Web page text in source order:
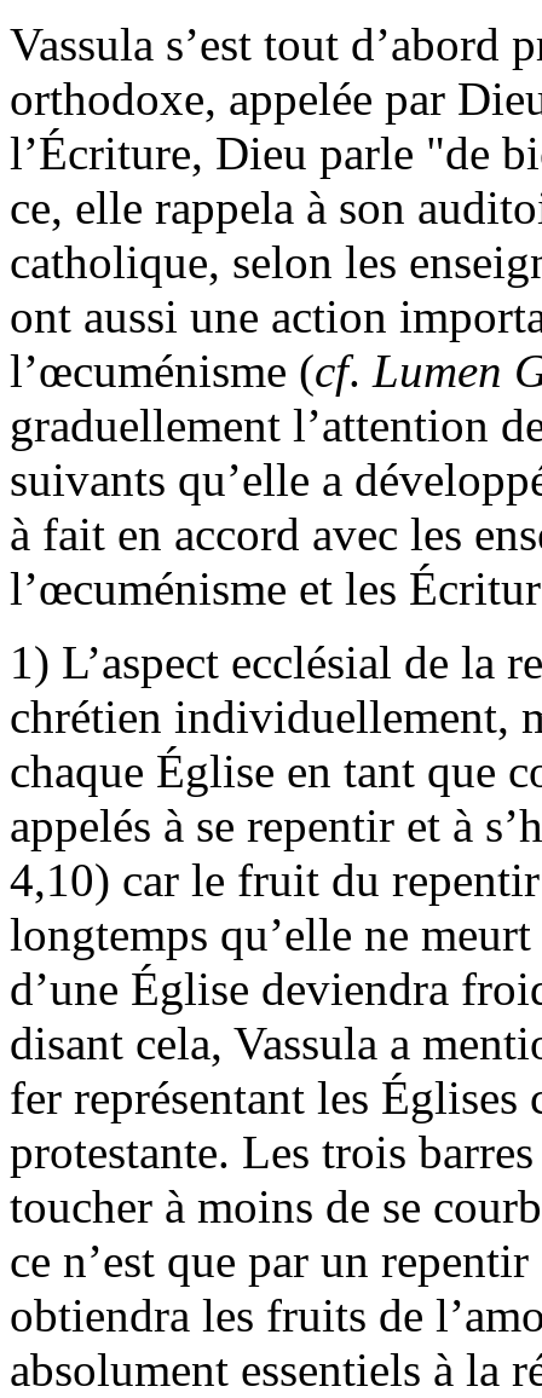
Vassula s’est tout d’abord
orthodoxe, appelée par
l’Écriture, Dieu parle "de
ce, elle rappela à son
catholique, selon les
ont aussi une action
l’œcuménisme (cf. Lumen
graduellement l’attention
suivants qu’elle a
à fait en accord avec les
l’œcuménisme et les
1) L’aspect ecclésial de la
chrétien individuellement,
chaque Église en tant que
appelés à se repentir et à
4,10) car le fruit du repentir
longtemps qu’elle ne
d’une Église deviendra
disant cela, Vassula a
fer représentant les
protestante. Les trois
toucher à moins de se
ce n’est que par un
obtiendra les fruits de
absolument essentiels à la